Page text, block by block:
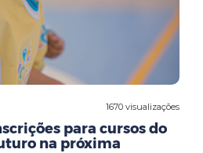
1670 visualizações
para cursos do
na próxima